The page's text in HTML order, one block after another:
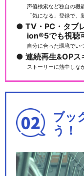
声優検索など独自の機
「気になる」登録で
TV・PC・タブ
ion®5でも視聴
自分に合った環境でい
連続再生&OPス
ストーリーに熱中しな
ブッ
う！